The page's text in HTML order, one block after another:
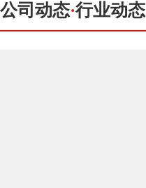
公司动态·行业动态